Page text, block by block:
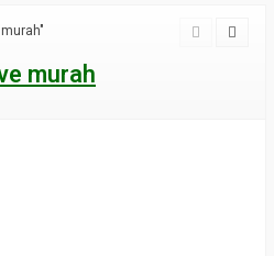
murah